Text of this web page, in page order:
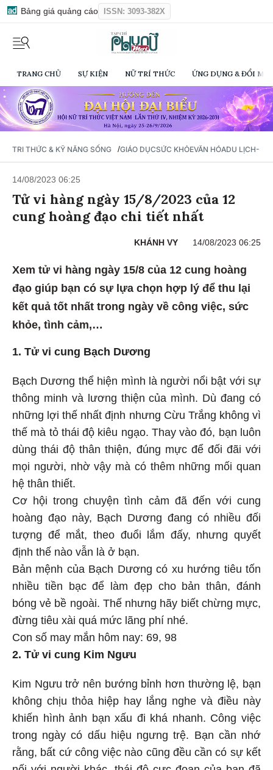
Bảng giá quảng cáo ISSN: 3093-382X
TRANG CHỦ SỰ KIỆN NỮ TRÍ THỨC ỨNG DỤNG & ĐỔI
TRI THỨC & KỸ NĂNG SỐNG /GIÁO DỤCSỨC KHỎEVĂN HÓADU LỊCH-
14/08/2023 06:25
Tử vi hàng ngày 15/8/2023 của 12
cung hoàng đạo chi tiết nhất
KHÁNH VY 14/08/2023 06:25
Xem tử vi hàng ngày 15/8 của 12 cung hoàng
đạo giúp bạn có sự lựa chọn hợp lý để thu lại
kết quả tốt nhất trong ngày về công việc, sức
khỏe, tình cảm,…
1. Tử vi cung Bạch Dương
Bạch Dương thể hiện mình là người nổi bật với sự
thông minh và lương thiện của mình. Dù đang có
những lợi thế nhất định nhưng Cừu Trắng không vì
thế mà tỏ thái độ kiêu ngạo. Thay vào đó, bạn luôn
dùng thái độ thân thiện, đúng mực để đối đãi với
mọi người, nhờ vậy mà có thêm những mối quan
hệ thân thiết.
Cơ hội trong chuyện tình cảm đã đến với cung
hoàng đạo này, Bạch Dương đang có nhiều đối
tượng để mắt, theo đuổi lắm đấy, nhưng quyết
định thế nào vẫn là ở bạn.
Bản mệnh của Bạch Dương có xu hướng tiêu tốn
nhiều tiền bạc để làm đẹp cho bản thân, đánh
bóng vẻ bề ngoài. Thế nhưng hãy biết chừng mực,
đừng tiêu xài quá mức lãng phí nhé.
Con số may mắn hôm nay: 69, 98
2. Tử vi cung Kim Ngưu
Kim Ngưu trở nên bướng bỉnh hơn thường lệ, bạn
không chịu thỏa hiệp hay lắng nghe và điều này
khiến hình ảnh bạn xấu đi khá nhanh. Công việc
trong ngày có dấu hiệu ngưng trệ. Bạn cần nhớ
rằng, bất cứ công việc nào cũng đều cần có sự kết